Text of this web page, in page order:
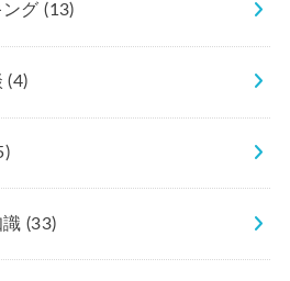
ング(13)
(4)
識 (33)